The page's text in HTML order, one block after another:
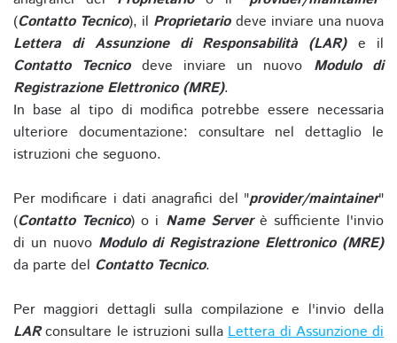
(Contatto Tecnico), il Proprietariodeve inviare una nuova
Lettera di Assunzione di Responsabilità (LAR)e il
Contatto Tecnicodeve inviare un nuovo Modulo di
Registrazione Elettronico (MRE).
In base al tipo di modifica potrebbe essere necessaria
ulteriore documentazione: consultare nel dettaglio le
istruzioni che seguono.
Per modificare i dati anagrafici del "provider/maintainer"
(Contatto Tecnico) o i Name Serverè sufficiente l'invio
di un nuovo Modulo di Registrazione Elettronico (MRE)
da parte del Contatto Tecnico.
Per maggiori dettagli sulla compilazione e l'invio della
LARconsultare le istruzioni sullaLettera di Assunzione di